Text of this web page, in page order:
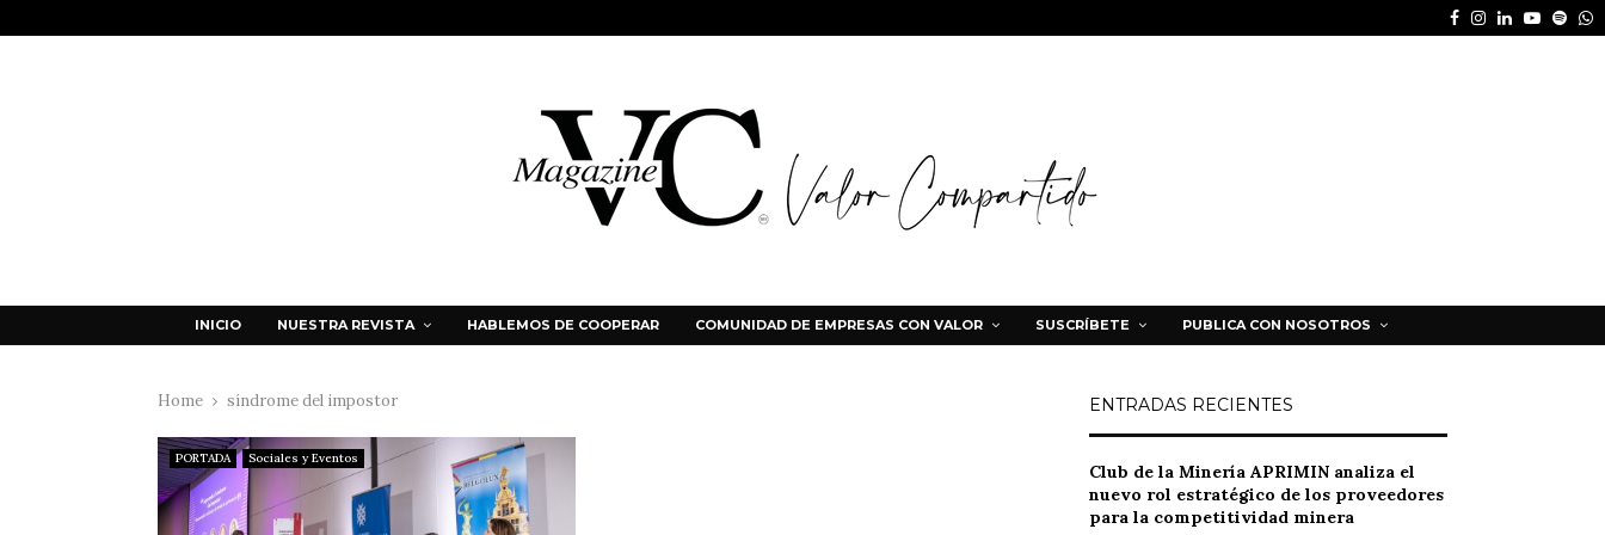
Facebook
Instagram
LinkedinYoutube
INICIO NUESTRA REVISTA HABLEMOS DE COOPERAR COMUNIDAD DE EMPRESAS CON VALOR SUSCRÍBETE PUBLICA CON NOSOTROS
Home síndrome del impostor
PORTADA Sociales y Eventos
ENTRADAS RECIENTES
Club de la Minería APRIMIN analiza el
nuevo rol estratégico de los proveedores
para la competitividad minera